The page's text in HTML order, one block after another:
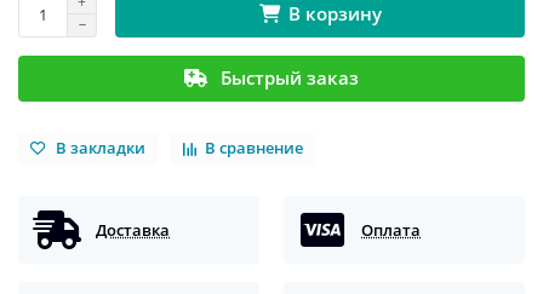
В корзину
Быстрый заказ
В закладки В сравнение
Доставка Оплата